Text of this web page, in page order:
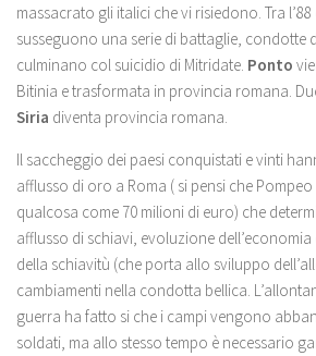
massacrato gli italici che vi risiedono. Tra l’88
susseguono una serie di battaglie, condotte
culminano col suicidio di Mitridate. Ponto
Bitinia e trasformata in provincia romana.
Siria diventa provincia romana.
Il saccheggio dei paesi conquistati e vinti
afflusso di oro a Roma ( si pensi che
qualcosa come 70 milioni di euro) che
afflusso di schiavi, evoluzione
della schiavitù (che porta allo sviluppo
cambiamenti nella condotta bellica.
guerra ha fatto si che i campi vengono
soldati, ma allo stesso tempo è necessario